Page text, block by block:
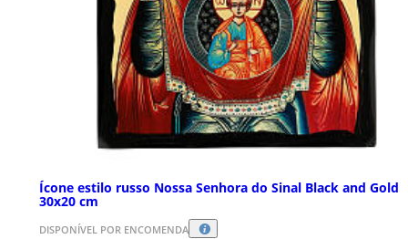
Ícone estilo russo Nossa Senhora do Sinal Black and Gold
30x20 cm
DISPONÍVEL POR ENCOMENDA